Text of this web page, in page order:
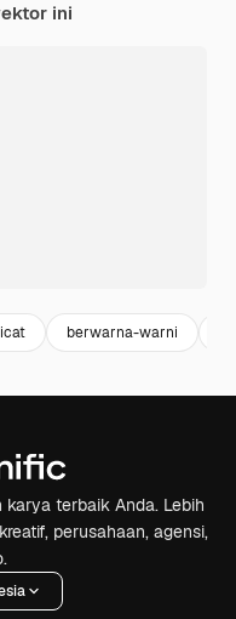
ini
berwarna-warni
terbaik Anda. Lebih
perusahaan, agensi,